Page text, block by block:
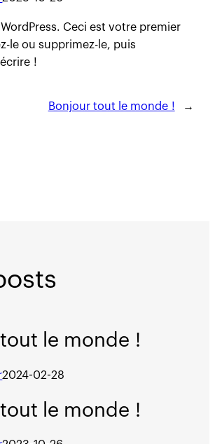
Ceci est votre premier
le ou supprimez-le, puis
!
Bonjour tout le monde ! →
le monde !
2024-02-28
le monde !